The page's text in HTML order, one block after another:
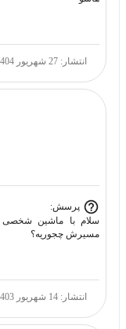
انتشار: 27 شهریور 1404
پرسش:
سلام با ماشین شخصی
مسیرش چجوریه؟
انتشار: 14 شهریور 1403